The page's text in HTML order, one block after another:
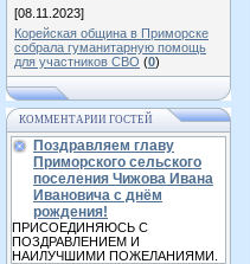
[08.11.2023]
Корейская община в Приморске
собрала гуманитарную помощь
для участников СВО (0)
КОММЕНТАРИИ ГОСТЕЙ
Поздравляем главу
Приморского сельского
поселения Чижова Ивана
Ивановича с днём
рождения!
ПРИСОЕДИНЯЮСЬ С
ПОЗДРАВЛЕНИЕМ И
НАИЛУЧШИМИ ПОЖЕЛАНИЯМИ.